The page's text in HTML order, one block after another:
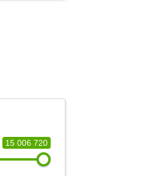
15 006 720